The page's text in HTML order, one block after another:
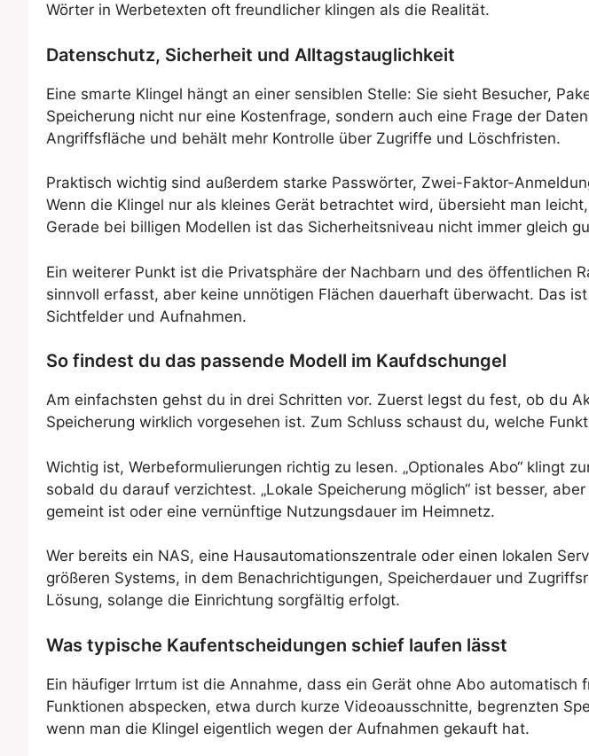
Wörter in Werbetexten oft freundlicher klingen als die Realität.
Datenschutz, Sicherheit und Alltagstauglichkeit
Eine smarte Klingel hängt an einer sensiblen Stelle: Sie sieht Besucher,
Speicherung nicht nur eine Kostenfrage, sondern auch eine Frage der
Angriffsfläche und behält mehr Kontrolle über Zugriffe und Löschfristen.
Praktisch wichtig sind außerdem starke Passwörter, Zwei-Faktor-
Wenn die Klingel nur als kleines Gerät betrachtet wird, übersieht man
Gerade bei billigen Modellen ist das Sicherheitsniveau nicht immer gleich
Ein weiterer Punkt ist die Privatsphäre der Nachbarn und des öffentlichen
sinnvoll erfasst, aber keine unnötigen Flächen dauerhaft überwacht. Das
Sichtfelder und Aufnahmen.
So findest du das passende Modell im Kaufdschungel
Am einfachsten gehst du in drei Schritten vor. Zuerst legst du fest, ob du
Speicherung wirklich vorgesehen ist. Zum Schluss schaust du, welche
Wichtig ist, Werbeformulierungen richtig zu lesen. „Optionales Abo“ klingt
sobald du darauf verzichtest. „Lokale Speicherung möglich“ ist besser,
gemeint ist oder eine vernünftige Nutzungsdauer im Heimnetz.
Wer bereits ein NAS, eine Hausautomationszentrale oder einen lokalen
größeren Systems, in dem Benachrichtigungen, Speicherdauer und
Lösung, solange die Einrichtung sorgfältig erfolgt.
Was typische Kaufentscheidungen schief laufen lässt
Ein häufiger Irrtum ist die Annahme, dass ein Gerät ohne Abo
Funktionen abspecken, etwa durch kurze Videoausschnitte, begrenzten
wenn man die Klingel eigentlich wegen der Aufnahmen gekauft hat.